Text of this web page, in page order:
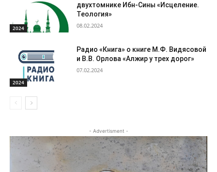
2024
двухтомнике Ибн-Сины «Исцеление.
Теология»
08.02.2024
2024
Радио «Книга» о книге М.Ф. Видясовой
и В.В. Орлова «Алжир у трех дорог»
07.02.2024
- Advertisment -